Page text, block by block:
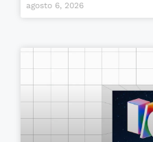
agosto 6, 2026